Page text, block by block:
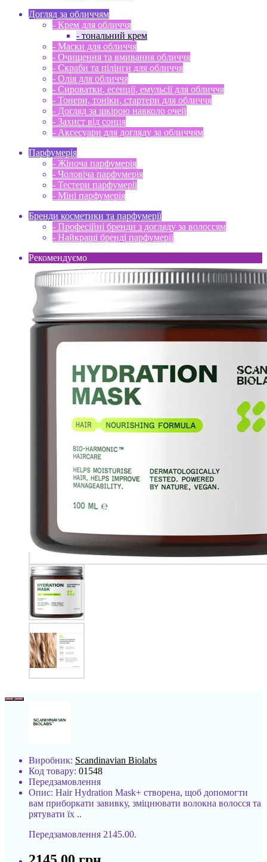
Догляд за обличчям
- Крем для обличчя
- тональний крем
- Маски для обличчя
- Очищення та вмивання обличчя
- Скраби та пілінги для обличчя
- Олія для обличчя
- Сироватки, есенції, емульсії для обличчя
- Тонери, тоніки, стартери для обличчя
- Догляд за шкірою навколо очей
- Захист від сонця
- Аксесуари для догляду за обличчям
Парфумерія
- Жіноча парфумерія
- Чоловіча парфумерія
- Тестери парфумерії
- Міні парфумерія
Бренди косметики та парфумерії
- Професійні бренди з догляду за волоссям
- Найкращі бренді парфумерії
Рекомендуємо
Виробник: Scandinavian Biolabs
Код товару: 01548
Передзамовлення
Опис: Hair Hydration Mask+ створена, щоб допомогти
вам приборкати завивку, зміцнювати волокна волосся та
рятувати їх ..
Передзамовлення 2145.00.